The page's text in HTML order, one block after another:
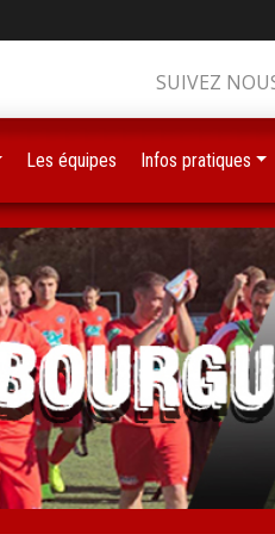
SUIVEZ
Les équipes Infos pratiques